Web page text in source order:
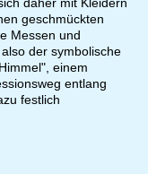
daher mit Kleidern
geschmückten
Messen und
der symbolische
einem
entlang
festlich